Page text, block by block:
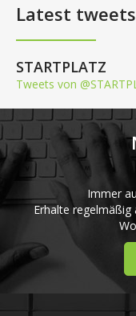
Latest tweets
STARTPLATZ
Tweets von
Immer
Erhalte regelmäßig